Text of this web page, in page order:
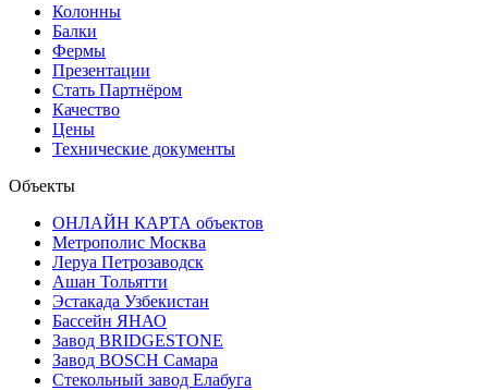
Колонны
Балки
Фермы
Презентации
Стать Партнёром
Качество
Цены
Технические документы
Объекты
ОНЛАЙН КАРТА объектов
Метрополис Москва
Леруа Петрозаводск
Ашан Тольятти
Эстакада Узбекистан
Бассейн ЯНАО
Завод BRIDGESTONE
Завод BOSCH Самара
Стекольный завод Елабуга